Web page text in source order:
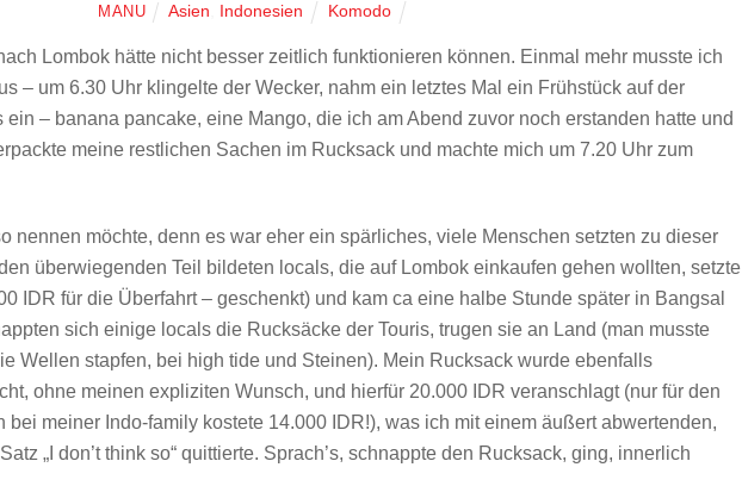
MANU Asien Indonesien Komodo
Lombok hätte nicht besser zeitlich funktionieren können. Einmal mehr musste ich
– um 6.30 Uhr klingelte der Wecker, nahm ein letztes Mal ein Frühstück auf der
– banana pancake, eine Mango, die ich am Abend zuvor noch erstanden hatte und
meine restlichen Sachen im Rucksack und machte mich um 7.20 Uhr zum
nennen möchte, denn es war eher ein spärliches, viele Menschen setzten zu dieser
überwiegenden Teil bildeten locals, die auf Lombok einkaufen gehen wollten, setzte
IDR für die Überfahrt – geschenkt) und kam ca eine halbe Stunde später in Bangsal
sich einige locals die Rucksäcke der Touris, trugen sie an Land (man musste
Wellen stapfen, bei high tide und Steinen). Mein Rucksack wurde ebenfalls
ohne meinen expliziten Wunsch, und hierfür 20.000 IDR veranschlagt (nur für den
bei meiner Indo-family kostete 14.000 IDR!), was ich mit einem äußert abwertenden,
„I don’t think so“ quittierte. Sprach’s, schnappte den Rucksack, ging, innerlich